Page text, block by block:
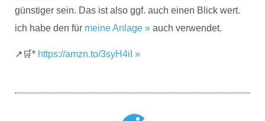
günstiger sein. Das ist also ggf. auch einen Blick wert.
ich habe den für meine Anlage » auch verwendet.
↗️🛒* https://amzn.to/3syH4iI »